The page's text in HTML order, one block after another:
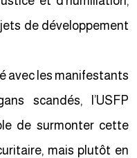
de développement
avec les manifestants
scandés, l’USFP
de surmonter cette
mais plutôt en